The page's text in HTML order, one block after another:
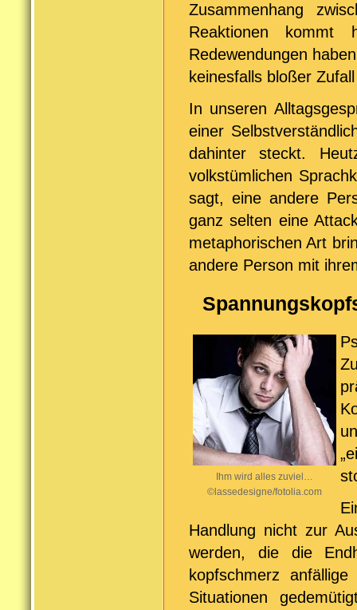
Zusammenhang
Reaktionen kommt
Redewendungen
keinesfalls bloßer
In unseren
einer
dahinter steckt.
volkstümlichen
sagt, eine andere
ganz selten eine
metaphorischen Art
andere Person mit
Ihm wird alles zuviel…
©lassedesigne/fotolia.com
Handlung nicht zur
werden, die die
kopfschmerz
Situationen